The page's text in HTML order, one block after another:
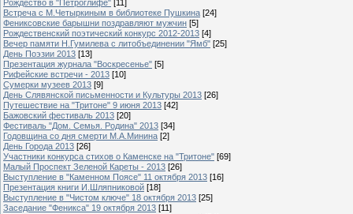
Рождество в "Петроглифе" [11]
Встреча с М.Четыркиным в библиотеке Пушкина [24]
Фениксовские барышни поздравляют мужчин [5]
Рождественский поэтический конкурс 2012-2013 [4]
Вечер памяти Н.Гумилева с литобъединении "Ямб" [25]
День Поэзии 2013 [13]
Презентация журнала "Воскресенье" [5]
Рифейские встречи - 2013 [10]
Сумерки музеев 2013 [9]
День Слявянской письменности и Культуры 2013 [26]
Путешествие на "Тритоне" 9 июня 2013 [42]
Бажовский фестиваль 2013 [20]
Фестиваль "Дом. Семья. Родина" 2013 [34]
Годовщина со дня смерти М.А.Минина [2]
День Города 2013 [26]
Участники конкурса стихов о Каменске на "Тритоне" [69]
Малый Проспект Зеленой Кареты - 2013 [26]
Выступление в "Каменном Поясе" 11 октября 2013 [16]
Презентация книги И.Шляпниковой [18]
Выступление в "Чистом ключе" 18 октября 2013 [25]
Заседание "Феникса" 19 октября 2013 [11]